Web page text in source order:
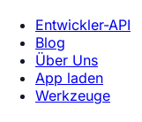
Entwickler-API
Blog
Über Uns
App laden
Werkzeuge